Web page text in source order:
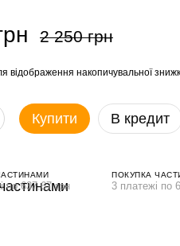
2 250 грн
відображення накопичувальної
Купити В кредит
по 637.67 грн
ПОКУПКА
3 платежі по